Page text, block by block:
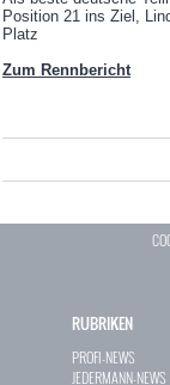
Position 21 ins Ziel,
Platz
Zum Rennbericht
RUBRIKEN
PROFI-NEWS
JEDERMANN-NEWS